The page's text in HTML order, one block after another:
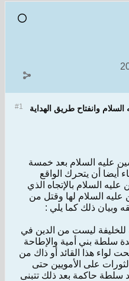
#1
وانفتاح طريق الهداية
عليه السلام بعد خمسة
أيضا أن يتحرك الواقع
السلام بالإتجاه الذي
عليه السلام لها وقتل من
وبيان ذلك كما يلي :
للخليفة ليست من الدين في
سلطة بني أمية والإطاحة
لواء هذا القائد أو ذاك من
على الأمويين حتى
سلطة حاكمة بعد ذلك تتبنى